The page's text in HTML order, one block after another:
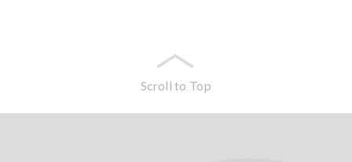
Scroll to Top